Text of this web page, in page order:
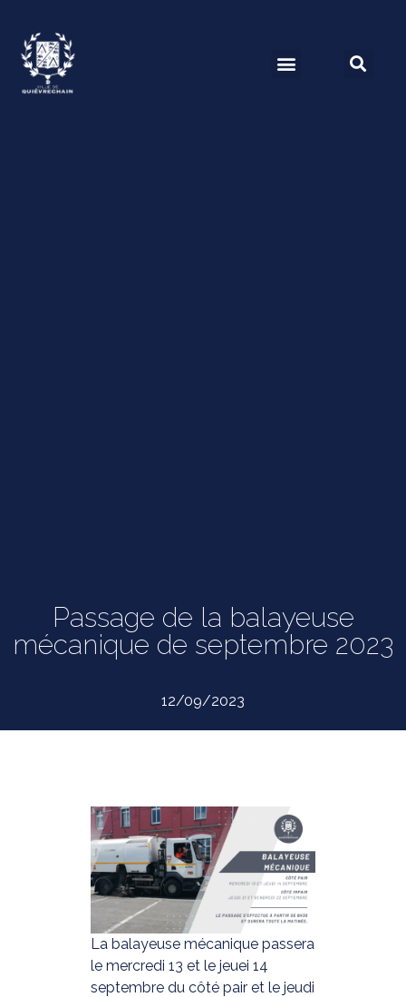
Passage de la balayeuse
mécanique de septembre 2023
12/09/2023
La balayeuse mécanique passera
le mercredi 13 et le jeuei 14
septembre du côté pair et le jeudi